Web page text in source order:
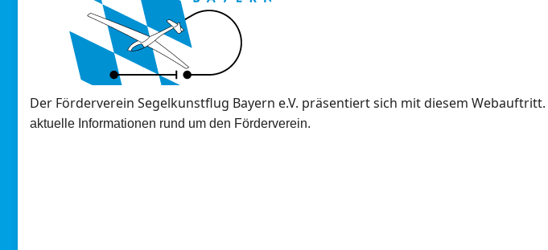
Der Förderverein Segelkunstflug Bayern e.V. präsentiert sich mit diesem Webauftritt.
aktuelle Informationen rund um den Förderverein.